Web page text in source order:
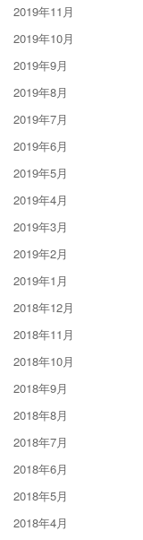
2019年11月
2019年10月
2019年9月
2019年8月
2019年7月
2019年6月
2019年5月
2019年4月
2019年3月
2019年2月
2019年1月
2018年12月
2018年11月
2018年10月
2018年9月
2018年8月
2018年7月
2018年6月
2018年5月
2018年4月